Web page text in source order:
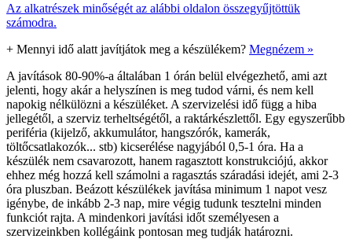
Az alkatrészek minőségét az alábbi oldalon összegyűjtöttük
számodra.
+ Mennyi idő alatt javítjátok meg a készülékem? Megnézem »
A javítások 80-90%-a általában 1 órán belül elvégezhető, ami azt
jelenti, hogy akár a helyszínen is meg tudod várni, és nem kell
napokig nélkülözni a készüléket. A szervizelési idő függ a hiba
jellegétől, a szerviz terheltségétől, a raktárkészlettől. Egy egyszerűbb
periféria (kijelző, akkumulátor, hangszórók, kamerák,
töltőcsatlakozók... stb) kicserélése nagyjából 0,5-1 óra. Ha a
készülék nem csavarozott, hanem ragasztott konstrukciójú, akkor
ehhez még hozzá kell számolni a ragasztás száradási idejét, ami 2-3
óra pluszban. Beázott készülékek javítása minimum 1 napot vesz
igénybe, de inkább 2-3 nap, mire végig tudunk tesztelni minden
funkciót rajta. A mindenkori javítási időt személyesen a
szervizeinkben kollégáink pontosan meg tudják határozni.